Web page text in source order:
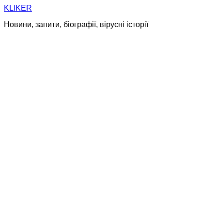
Skip
content
KLIKER
Новини, запити, біографії, вірусні історії